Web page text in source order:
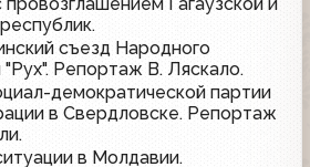
съезд Народного
Репортаж В. Ляскало.
демократической партии
в Свердловске. Репортаж
в Молдавии.